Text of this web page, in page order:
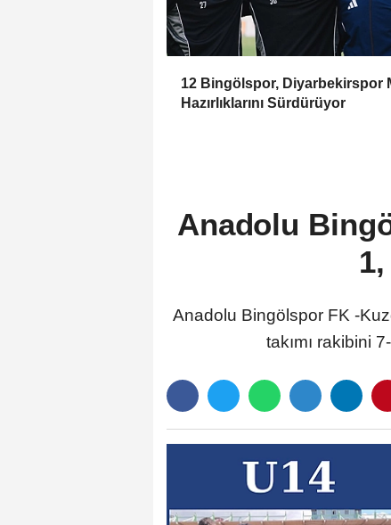
12 Bingölspor, Diyarbekirspor
Hazırlıklarını Sürdürüyor
Anadolu
Anadolu Bingölspor FK -
takımı rakibini